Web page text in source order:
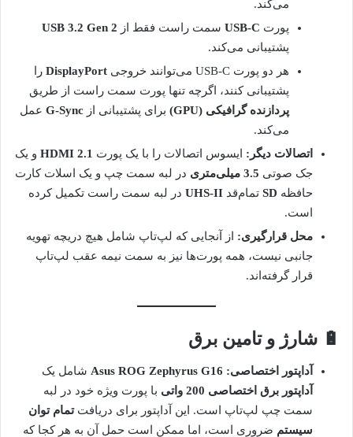
می‌کند.
پورت USB-C سمت راست فقط از USB 3.2 Gen 2
پشتیبانی می‌کند.
هر دو پورت USB-C می‌توانند خروجی
DisplayPort را
پشتیبانی کنند، اگرچه تنها پورت سمت راست از طریق
پردازنده گرافیکی (GPU)
برای پشتیبانی از G-Sync عمل
می‌کند.
اتصالات دیگر: ایسوس اتصالات را با یک پورت HDMI 2.1 و یک
جک صوتی 3.5 میلی‌متری
در لبه سمت چپ و یک اسلات کارت
حافظه SD تمام‌قد UHS-II در لبه سمت راست تکمیل کرده
است.
محل قرارگیری: از آنجایی که لپ‌تاپ شامل هیچ دریچه تهویه
جانبی نیست، همه پورت‌ها نیز به سمت نیمه عقب لپ‌تاپ
قرار گرفته‌اند.
🔋 شارژ و تامین برق
آداپتور اختصاصی: Asus ROG Zephyrus G16 شامل یک
آداپتور برق اختصاصی 200 واتی
با پورت ویژه خود در لبه
سمت چپ لپ‌تاپ است. این آداپتور برای دریافتتمام توان
سیستم ضروری است، اما ممکن است حمل آن به هر کجا که